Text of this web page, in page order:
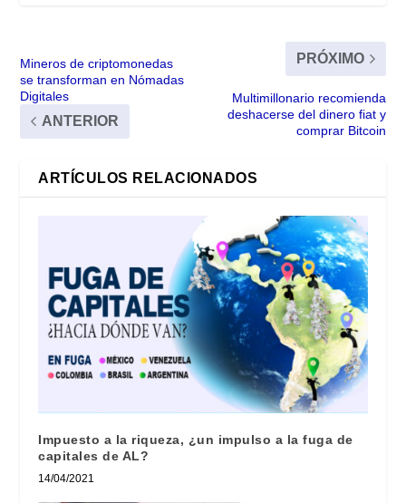
Mineros de criptomonedas
se transforman en Nómadas
Digitales
ANTERIOR
PRÓXIMO
Multimillonario recomienda
deshacerse del dinero fiat y
comprar Bitcoin
ARTÍCULOS RELACIONADOS
Impuesto a la riqueza, ¿un impulso a la fuga de
capitales de AL?
14/04/2021